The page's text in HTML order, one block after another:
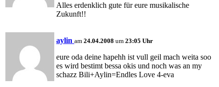
Alles erdenklich gute für eure musikalische
Zukunft!!
aylin am 24.04.2008 um 23:05 Uhr
eure oda deine hapehh ist vull geil mach weita soo
es wird bestimt bessa okis und noch was an my
schazz Bili+Aylin=Endles Love 4-eva